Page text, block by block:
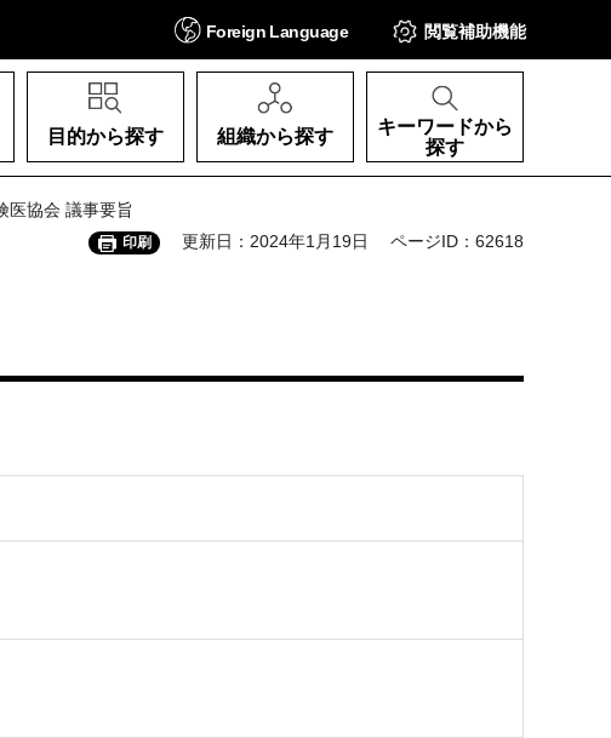
Foreign Language 閲覧補助機能
目的から探す 組織から探す
キーワードから
探す
医協会 議事要旨
印刷 更新日：2024年1月19日 ページID：62618